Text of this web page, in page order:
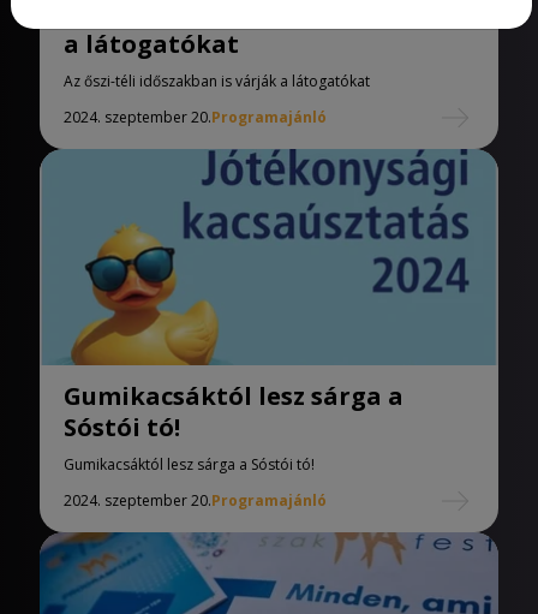
a látogatókat
Az őszi-téli időszakban is várják a látogatókat
2024. szeptember 20.Programajánló
Gumikacsáktól lesz sárga a
Sóstói tó!
Gumikacsáktól lesz sárga a Sóstói tó!
2024. szeptember 20.Programajánló